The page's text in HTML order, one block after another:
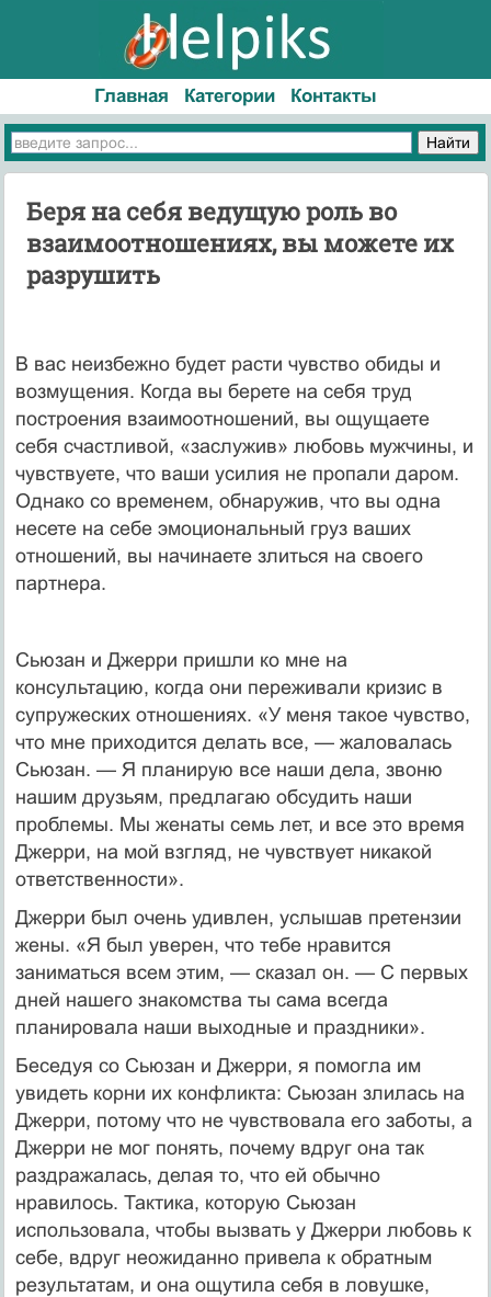
Главная Категории Контакты
Беря на себя ведущую роль во
взаимоотношениях, вы можете их
разрушить
В вас неизбежно будет расти чувство обиды и
возмущения. Когда вы берете на себя труд
построения взаимоотношений, вы ощущаете
себя счастливой, «заслужив» любовь мужчины, и
чувствуете, что ваши усилия не пропали даром.
Однако со временем, обнаружив, что вы одна
несете на себе эмоциональный груз ваших
отношений, вы начинаете злиться на своего
партнера.
Сьюзан и Джерри пришли ко мне на
консультацию, когда они переживали кризис в
супружеских отношениях. «У меня такое чувство,
что мне приходится делать все, — жаловалась
Сьюзан. — Я планирую все наши дела, звоню
нашим друзьям, предлагаю обсудить наши
проблемы. Мы женаты семь лет, и все это время
Джерри, на мой взгляд, не чувствует никакой
ответственности».
Джерри был очень удивлен, услышав претензии
жены. «Я был уверен, что тебе нравится
заниматься всем этим, — сказал он. — С первых
дней нашего знакомства ты сама всегда
планировала наши выходные и праздники».
Беседуя со Сьюзан и Джерри, я помогла им
увидеть корни их конфликта: Сьюзан злилась на
Джерри, потому что не чувствовала его заботы, а
Джерри не мог понять, почему вдруг она так
раздражалась, делая то, что ей обычно
нравилось. Тактика, которую Сьюзан
использовала, чтобы вызвать у Джерри любовь к
себе, вдруг неожиданно привела к обратным
результатам, и она ощутила себя в ловушке,